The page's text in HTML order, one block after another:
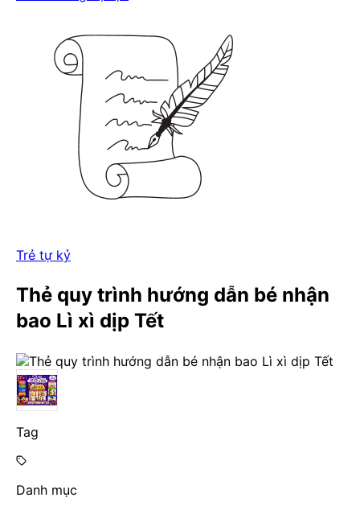
Trẻ tự kỷ
Thẻ quy trình hướng dẫn bé nhận
bao Lì xì dịp Tết
Tag
Danh mục